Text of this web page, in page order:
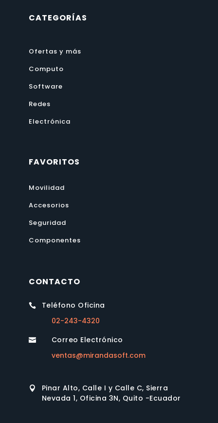
CATEGORÍAS
Ofertas y más
Computo
Software
Redes
Electrónica
FAVORITOS
Movilidad
Accesorios
Seguridad
Componentes
CONTACTO

Teléfono Oficina
02-243-4320

Correo Electrónico
ventas@mirandasoft.com

Pinar Alto, Calle I y Calle C, Sierra
Nevada 1, Oficina 3N, Quito -Ecuador